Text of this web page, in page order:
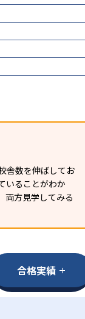
舎数を伸ばしてお
いることがわか
両方見学してみる
合格実績